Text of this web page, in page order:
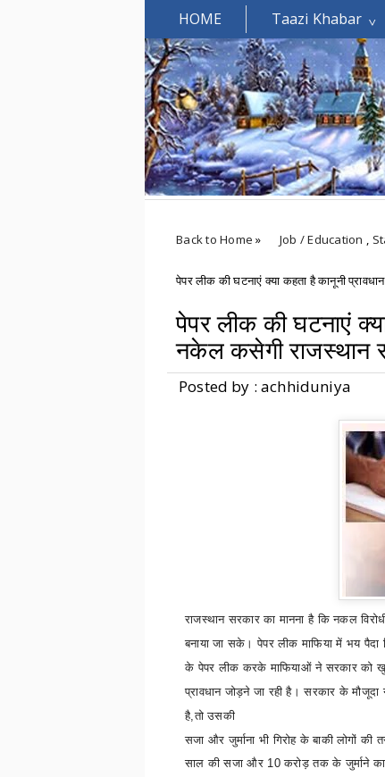
HOME Taazi Khabar
Welcomes You.....
Back to Home » Job / Education ,
पेपर लीक की घटनाएं क्या कहता है कानूनी
पेपर लीक की घटनाएं
नकेल कसेगी राजस्थान
Posted by : achhiduniya
राजस्थान सरकार का मानना है कि नकल
बनाया जा सके। पेपर लीक माफिया में भय पैदा
के पेपर लीक करके माफियाओं ने सरकार को
प्रावधान जोड़ने जा रही है। सरकार के
है,तो उसकी
सजा और जुर्माना भी गिरोह के बाकी लोगों की
साल की सजा और 10 करोड़ तक के जुर्माने